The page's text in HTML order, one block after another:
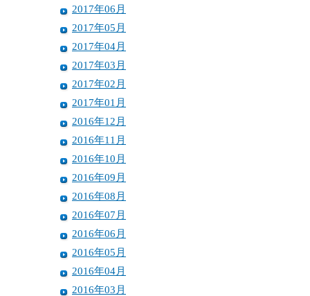
2017年06月
2017年05月
2017年04月
2017年03月
2017年02月
2017年01月
2016年12月
2016年11月
2016年10月
2016年09月
2016年08月
2016年07月
2016年06月
2016年05月
2016年04月
2016年03月